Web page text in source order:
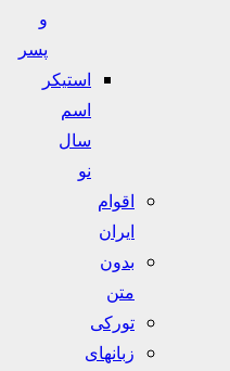
و
پسر
استیکر
اسم
سال
نو
اقوام
ایران
بدون
متن
تورکی
زبانهای